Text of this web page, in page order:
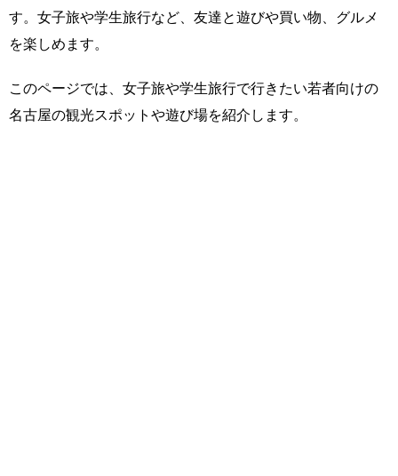
す。女子旅や学生旅行など、友達と遊びや買い物、グルメ
を楽しめます。
このページでは、女子旅や学生旅行で行きたい若者向けの
名古屋の観光スポットや遊び場を紹介します。